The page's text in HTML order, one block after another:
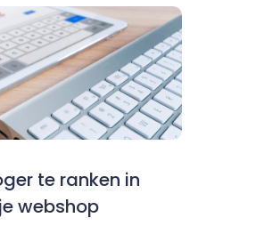
te ranken in
webshop